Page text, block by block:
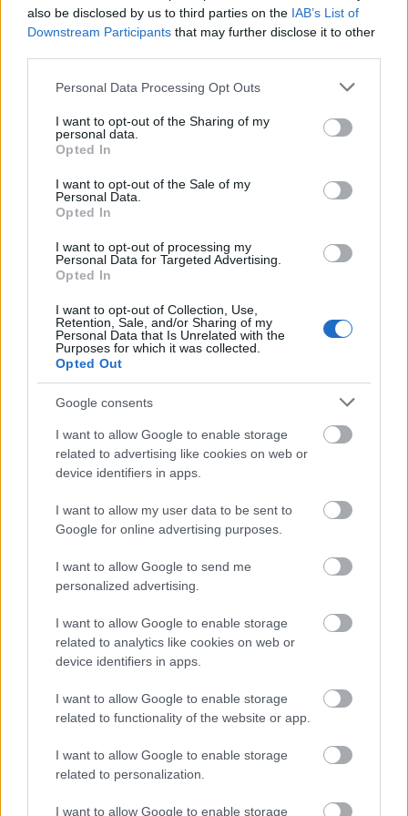
also be disclosed by us to third parties on the IAB’s List of
Downstream Participants that may further disclose it to other
Please note that this website/app uses one or more Google
not limited to your visit or usage behaviour. You may click to
grant or deny consent to Google and its third-party tags to
use your data for below specified purposes in below Google
consent section.
Personal Data Processing Opt Outs
I want to opt-out of the Sharing of my
personal data.
Opted In
I want to opt-out of the Sale of my
Personal Data.
Opted In
I want to opt-out of processing my
Personal Data for Targeted Advertising.
Opted In
I want to opt-out of Collection, Use,
Retention, Sale, and/or Sharing of my
Personal Data that Is Unrelated with the
Purposes for which it was collected.
Opted Out
Google consents
I want to allow Google to enable storage
related to advertising like cookies on web or
device identifiers in apps.
I want to allow my user data to be sent to
Google for online advertising purposes.
I want to allow Google to send me
personalized advertising.
I want to allow Google to enable storage
related to analytics like cookies on web or
device identifiers in apps.
I want to allow Google to enable storage
related to functionality of the website or app.
I want to allow Google to enable storage
related to personalization.
I want to allow Google to enable storage
Análisis: un gol de Alderete dio la victoria al Valencia en un
duro derbi en el que los granotas se quedaron con 10 por
expulsión de Malsa en el segundo tiempo. No pareció un
los dos equipos. Fue el segundo partido seguido del
Levante en 24 horas.
Recomendaciones de compra - Valencia: tres
opciones interesantes por poco dinero
de la mano de José Bordalás.
año como entrenador
valencianista y su valor en
Comunio no es demasiado alto.
Fuenlabrada 0 – Getafe 1
0-1 Chema (85′).
Olivera; Hugo Duro, Arambarri, Timor, Josete Miranda; Mata,
Macías.
También jugaron:Chema, Nyom, Patrick, Miguel Ángel,
Koffi, Mamor.
Análisis: nueva victoria del Getafe en un encuentro en el
que Michel reservó algunos jugadores ya que al día
siguiente tenían un nuevo amistoso contra el Rayo.
Arambarri por fin jugó en la presente pretemporada y fue
Recomendaciones de compra - Getafe: tres
jugadores que pueden destacar en 21/22
El Getafe afronta la nueva